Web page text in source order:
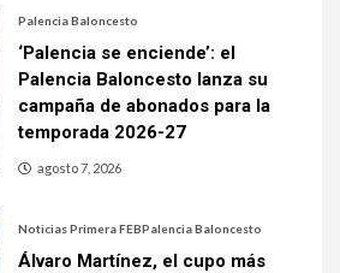
Palencia Baloncesto
‘Palencia se enciende’: el
Palencia Baloncesto lanza su
campaña de abonados para la
temporada 2026-27
agosto 7, 2026
Noticias Primera FEBPalencia Baloncesto
Álvaro Martínez, el cupo más